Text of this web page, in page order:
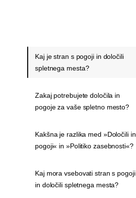
Kaj je stran s pogoji in določili
spletnega mesta?
Zakaj potrebujete določila in
pogoje za vaše spletno mesto?
Kakšna je razlika med »Določili in
pogoji« in »Politiko zasebnosti«?
Kaj mora vsebovati stran s pogoji
in določili spletnega mesta?